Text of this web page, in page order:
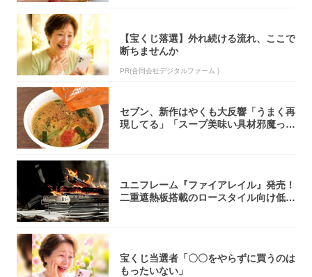
【宝くじ落選】外れ続ける流れ、ここで
断ちませんか
PR(合同会社デジタルファーム )
セブン、新作はやくも大反響「うまく再
現してる」「スープ美味い具材邪魔って
ユニフレーム『ファイアレイル』発売！
二重遮熱板搭載のロースタイル向け低型
宝くじ当選者「〇〇をやらずに買うのは
もったいない」